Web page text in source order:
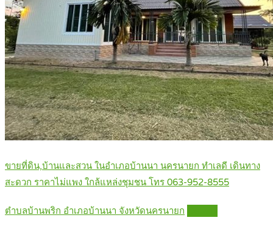
ขายที่ดิน,บ้านและสวน ในอำเภอบ้านนา นครนายก ทำเลดี เดินทาง
สะดวก ราคาไม่แพง ใกล้แหล่งชุมชน โทร 063-952-8555
ตำบลบ้านพริก อำเภอบ้านนา จังหวัดนครนายก